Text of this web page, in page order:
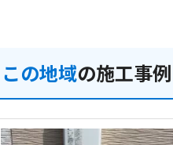
この地域の施工事例